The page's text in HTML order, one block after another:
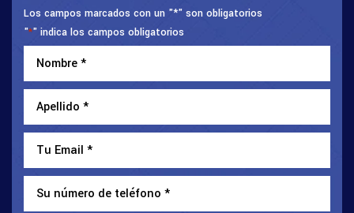
Los campos marcados con un "*" son obligatorios
"*" indica los campos obligatorios